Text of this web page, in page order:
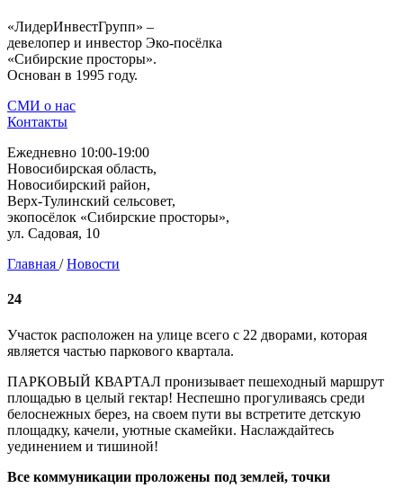
«ЛидерИнвестГрупп» –
девелопер и инвестор Эко-посёлка
«Сибирские просторы».
Основан в 1995 году.
СМИ о нас
Контакты
Ежедневно 10:00-19:00
Новосибирская область,
Новосибирский район,
Верх-Тулинский сельсовет,
экопосёлок «Сибирские просторы»,
ул. Садовая, 10
Главная / Новости
24
Участок расположен на улице всего с 22 дворами, которая
является частью паркового квартала.
ПАРКОВЫЙ КВАРТАЛ пронизывает пешеходный маршрут
площадью в целый гектар! Неспешно прогуливаясь среди
белоснежных берез, на своем пути вы встретите детскую
площадку, качели, уютные скамейки. Наслаждайтесь
уединением и тишиной!
Все коммуникации проложены под землей, точки